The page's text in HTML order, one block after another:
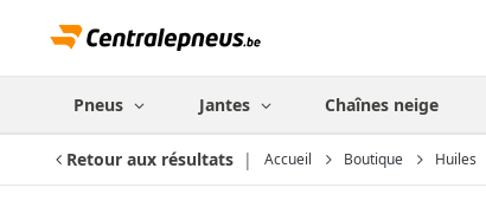
Pneus Jantes Chaînes neige
Retour aux résultats Accueil Boutique Huiles